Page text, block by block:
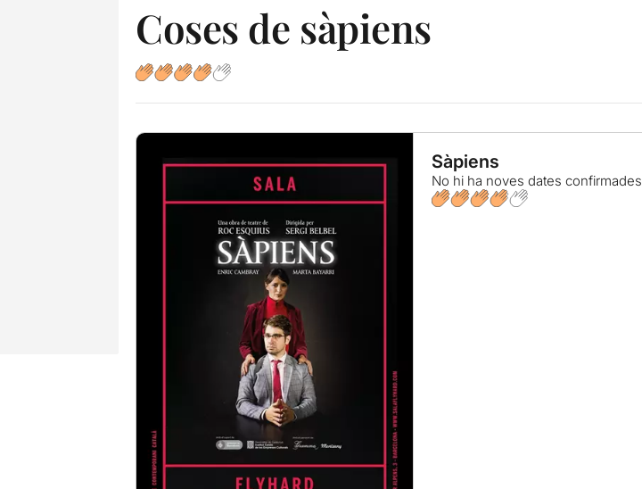
Coses de sàpiens
Sàpiens
No hi ha noves dates confirmades